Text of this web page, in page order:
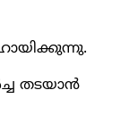
തടയാൻ